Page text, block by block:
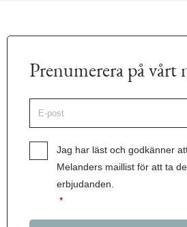
Prenumerera på vårt
post
Samtycke
Jag har läst och godkänner
Melanders maillist för att ta
erbjudanden.
*